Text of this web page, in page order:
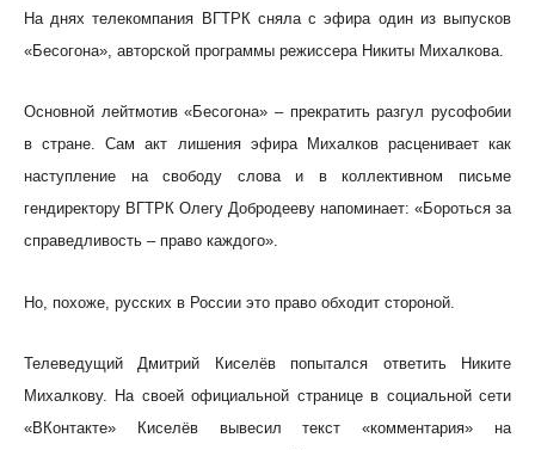
На днях телекомпания ВГТРК сняла с эфира один из выпусков
«Бесогона», авторской программы режиссера Никиты Михалкова.
Основной лейтмотив «Бесогона» – прекратить разгул русофобии
в стране. Сам акт лишения эфира Михалков расценивает как
наступление на свободу слова и в коллективном письме
гендиректору ВГТРК Олегу Добродееву напоминает: «Бороться за
справедливость – право каждого».
Но, похоже, русских в России это право обходит стороной.
Телеведущий Дмитрий Киселёв попытался ответить Никите
Михалкову. На своей официальной странице в социальной сети
«ВКонтакте» Киселёв вывесил текст «комментария» на